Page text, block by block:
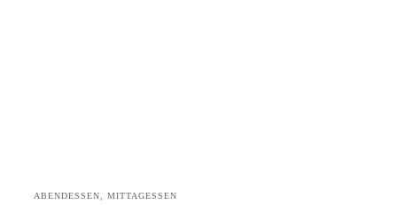
ABENDESSEN, MITTAGESSEN